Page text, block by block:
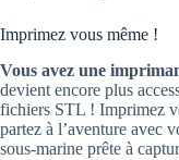
Imprimez vous même !
Vous avez une
devient encore plus
fichiers STL ! Imprimez
partez à l’aventure avec
sous-marine prête à